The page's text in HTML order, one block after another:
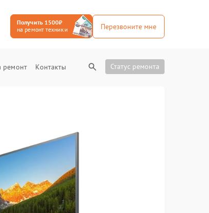
Получить 1500₽
на ремонт техники
Перезвоните мне
ремонт Контакты Статус ремонта